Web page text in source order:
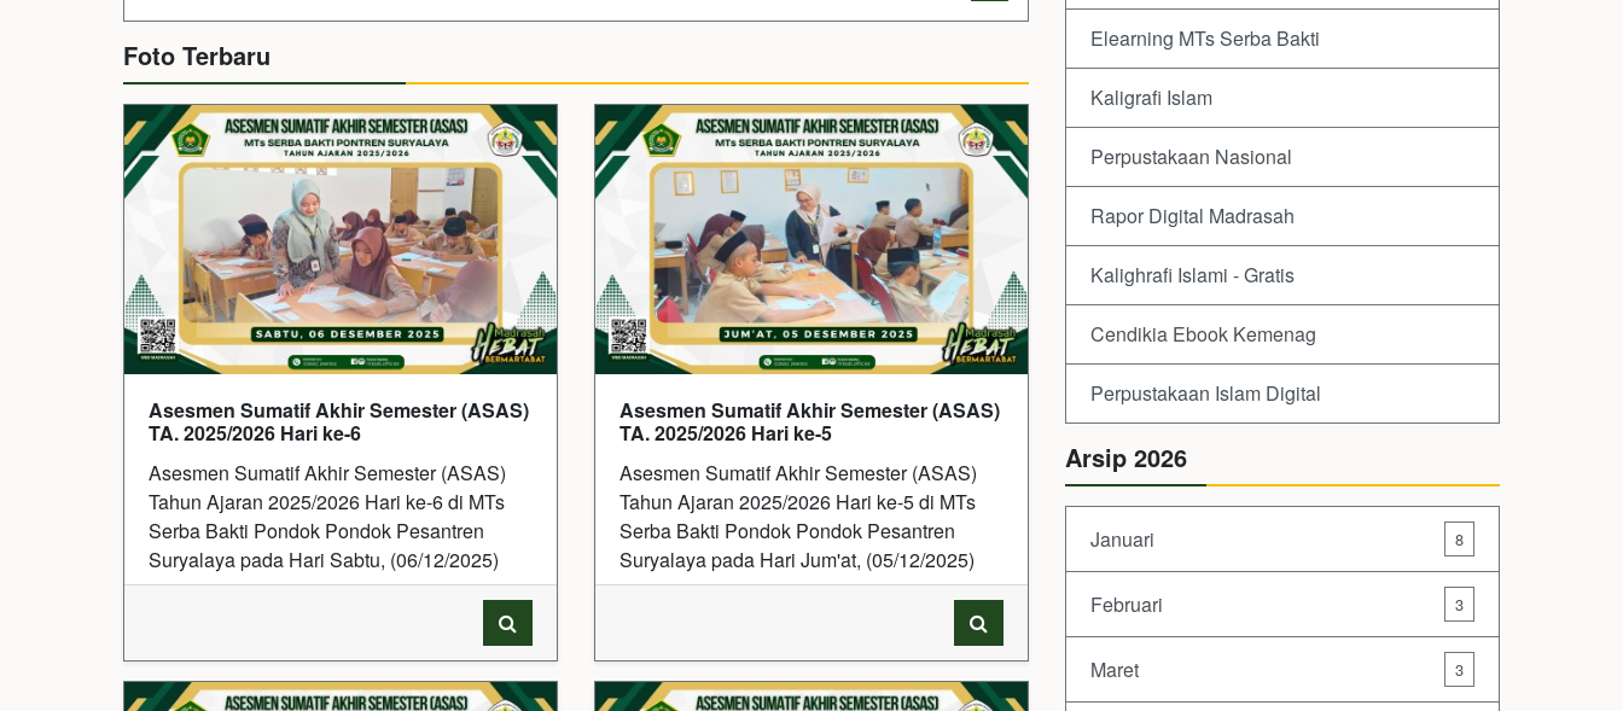
Foto Terbaru
Asesmen Sumatif Akhir Semester (ASAS)
TA. 2025/2026 Hari ke-6
Asesmen Sumatif Akhir Semester (ASAS)
Tahun Ajaran 2025/2026 Hari ke-6 di MTs
Serba Bakti Pondok Pondok Pesantren
Suryalaya pada Hari Sabtu, (06/12/2025)
Asesmen Sumatif Akhir Semester (ASAS)
TA. 2025/2026 Hari ke-5
Asesmen Sumatif Akhir Semester (ASAS)
Tahun Ajaran 2025/2026 Hari ke-5 di MTs
Serba Bakti Pondok Pondok Pesantren
Suryalaya pada Hari Jum'at, (05/12/2025)
Elearning MTs Serba Bakti
Kaligrafi Islam
Perpustakaan Nasional
Rapor Digital Madrasah
Kalighrafi Islami - Gratis
Cendikia Ebook Kemenag
Perpustakaan Islam Digital
Arsip 2026
Januari 8
Februari 3
Maret 3